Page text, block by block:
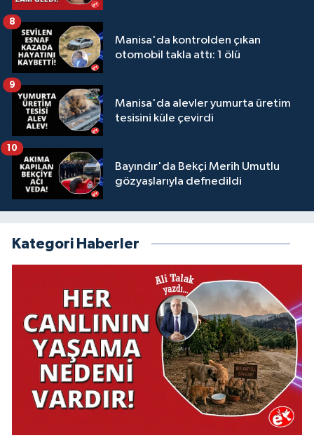
Manisa'da kontrolden çıkan
otomobil takla attı: 1 ölü
8
Manisa'da alevler yumurta üretim
tesisini küle çevirdi
9
Bayındır'da Bekçi Merih Umutlu
gözyaşlarıyla defnedildi
10
Kategori Haberler